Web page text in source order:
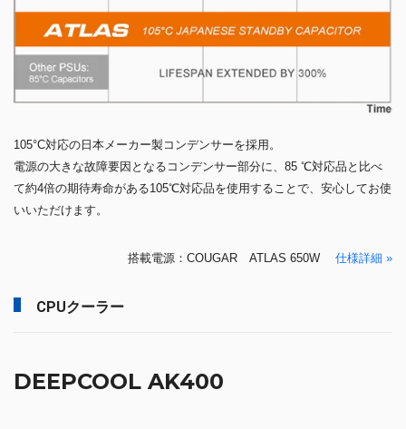
105°C対応の日本メーカー製コンデンサーを採用。
電源の大きな故障要因となるコンデンサー部分に、85 ℃対応品と比べ
て約4倍の期待寿命がある105℃対応品を使用することで、安心してお使
いいただけます。
搭載電源：COUGAR ATLAS 650W 仕様詳細 »
CPUクーラー
DEEPCOOL AK400